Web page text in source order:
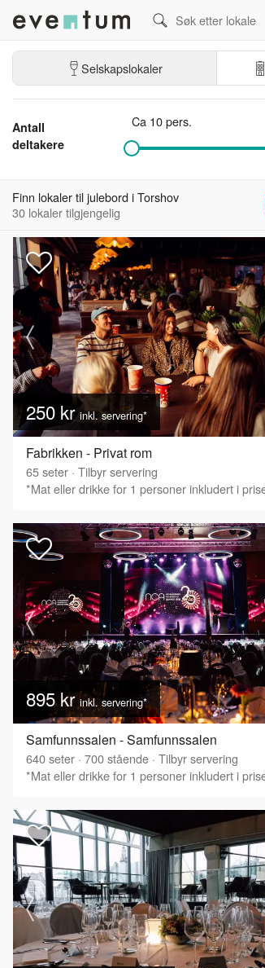
Selskapslokaler
Antall
deltakere
Ca 10 pers.
Finn lokaler til julebord i Torshov
30 lokaler tilgjengelig
250 krinkl. servering*
Fabrikken - Privat rom
65seter · Tilbyr servering
*Mat eller drikke for 1 personer inkludert i
895 krinkl. servering*
Samfunnssalen - Samfunnssalen
640seter · 700stående · Tilbyr servering
*Mat eller drikke for 1 personer inkludert i